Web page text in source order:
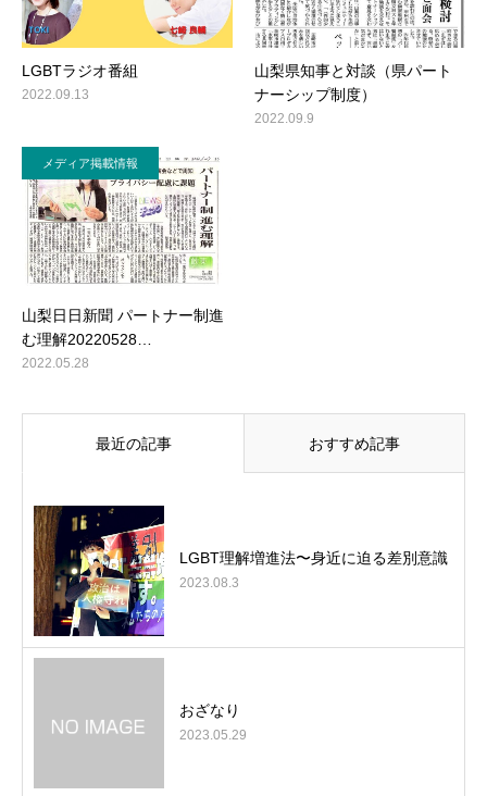
LGBTラジオ番組
2022.09.13
山梨県知事と対談（県パート
ナーシップ制度）
2022.09.9
メディア掲載情報
山梨日日新聞 パートナー制進
む理解20220528…
2022.05.28
最近の記事 おすすめ記事
LGBT理解増進法〜身近に迫る差別意識
2023.08.3
おざなり
2023.05.29